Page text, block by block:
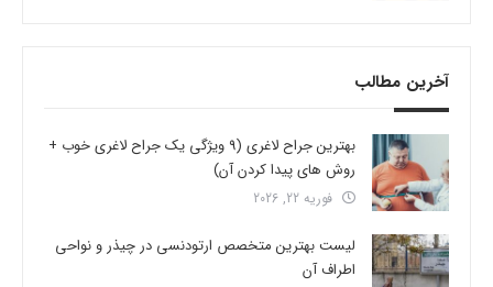
آخرین مطالب
بهترین جراح لاغری (9 ویژگی یک جراح لاغری خوب +
روش های پیدا کردن آن)
فوریه 22, 2026
لیست بهترین متخصص ارتودنسی در چیذر و نواحی
اطراف آن